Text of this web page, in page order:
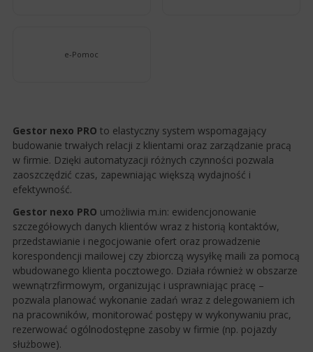
e-Pomoc
Gestor nexo PRO to elastyczny system wspomagający
budowanie trwałych relacji z klientami oraz zarządzanie pracą
w firmie. Dzięki automatyzacji różnych czynności pozwala
zaoszczędzić czas, zapewniając większą wydajność i
efektywność.
Gestor nexo PRO umożliwia m.in: ewidencjonowanie
szczegółowych danych klientów wraz z historią kontaktów,
przedstawianie i negocjowanie ofert oraz prowadzenie
korespondencji mailowej czy zbiorczą wysyłkę maili za pomocą
wbudowanego klienta pocztowego. Działa również w obszarze
wewnątrzfirmowym, organizując i usprawniając pracę –
pozwala planować wykonanie zadań wraz z delegowaniem ich
na pracowników, monitorować postępy w wykonywaniu prac,
rezerwować ogólnodostępne zasoby w firmie (np. pojazdy
służbowe).